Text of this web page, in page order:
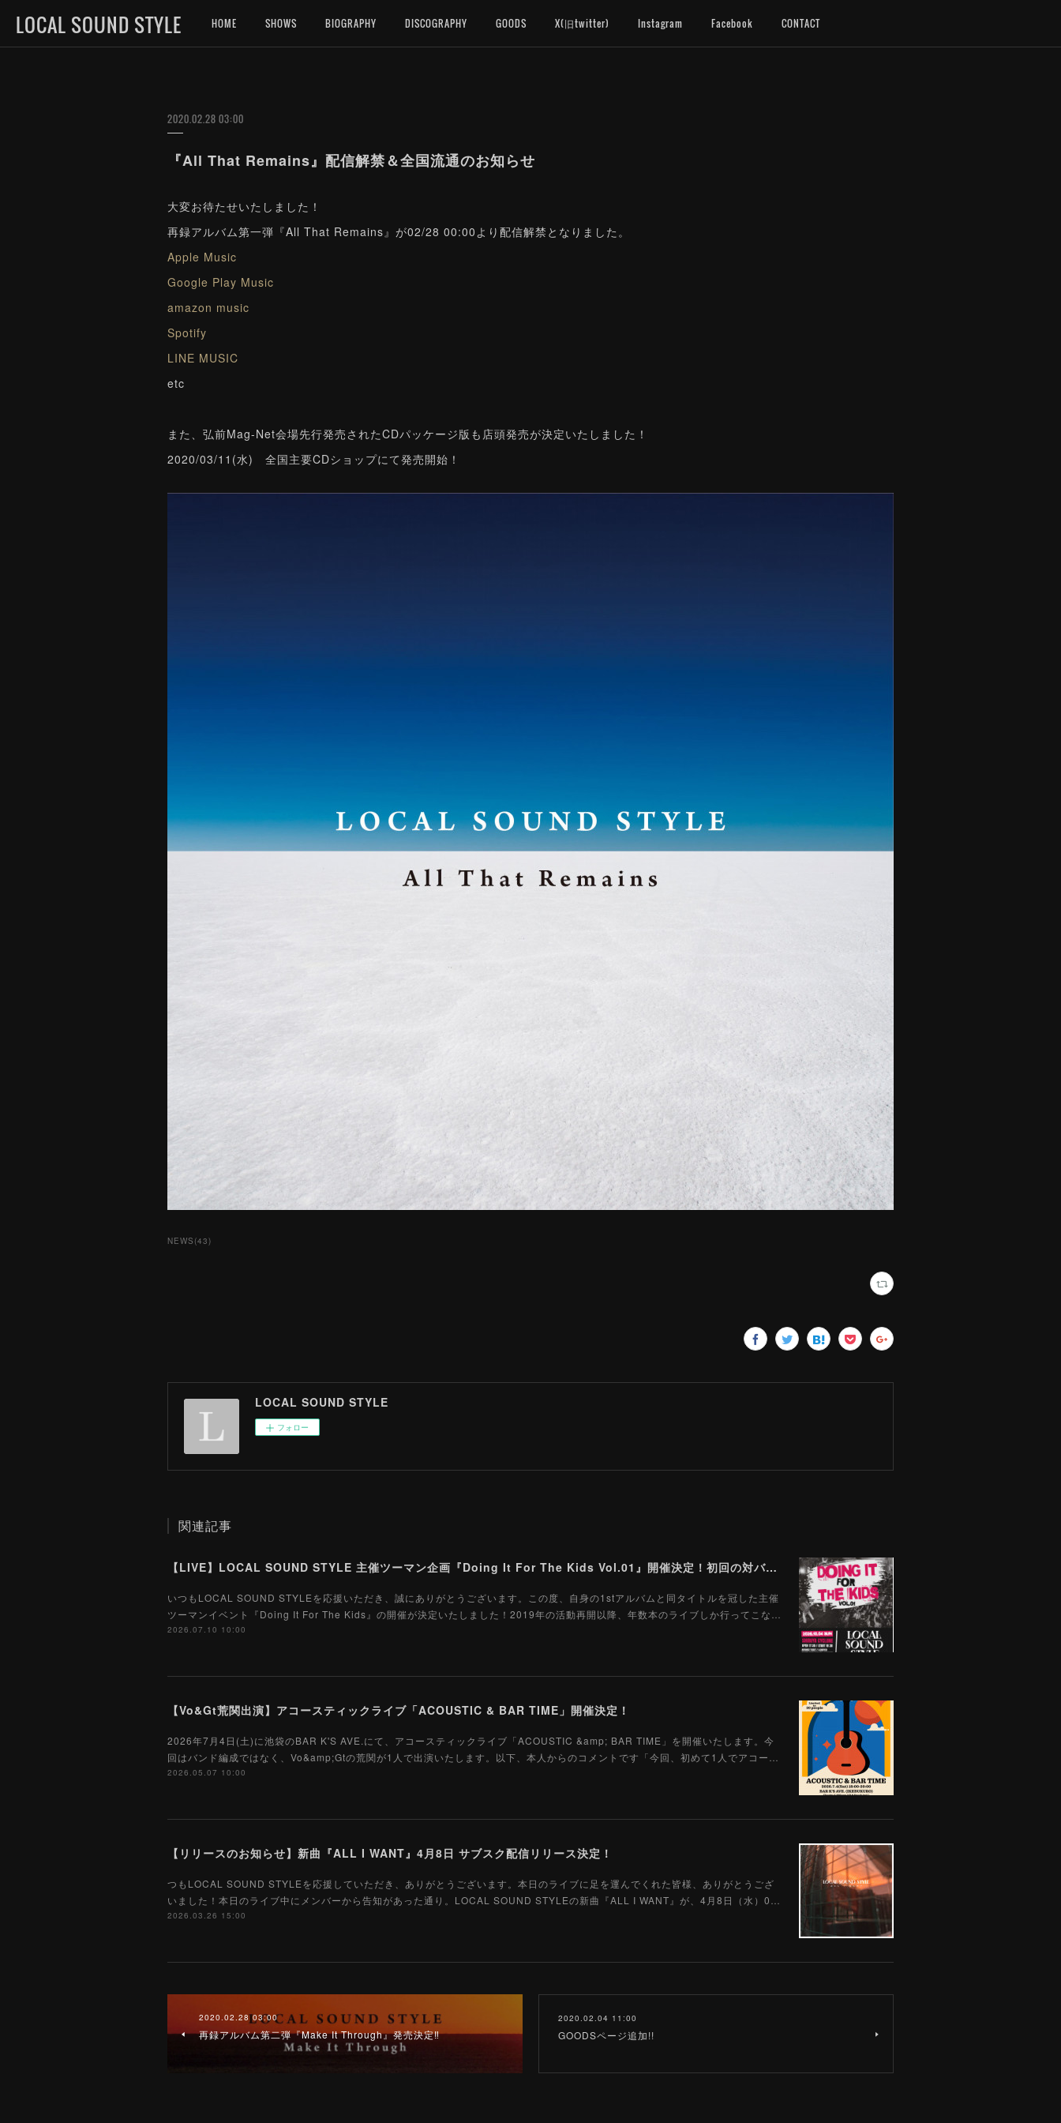
LOCAL SOUND STYLE HOME SHOWS BIOGRAPHY DISCOGRAPHY GOODS X(旧twitter) Instagram Facebook CONTACT
2020.02.28 03:00
『All That Remains』配信解禁＆全国流通のお知らせ
大変お待たせいたしました！
再録アルバム第一弾『All That Remains』が02/28 00:00より配信解禁となりました。
Apple Music
Google Play Music
amazon music
Spotify
LINE MUSIC
etc
また、弘前Mag-Net会場先行発売されたCDパッケージ版も店頭発売が決定いたしました！
2020/03/11(水) 全国主要CDショップにて発売開始！
NEWS (43)
LOCAL SOUND STYLE
フォロー
関連記事
【LIVE】LOCAL SOUND STYLE 主催ツーマン企画『Doing It For The Kids Vol.01』開催決定！初回の対バン相手はGood Grief！
いつもLOCAL SOUND STYLEを応援いただき、誠にありがとうございます。この度、自身の1stアルバムと同タイトルを冠した主催
ツーマンイベント『Doing It For The Kids』の開催が決定いたしました！2019年の活動再開以降、年数本のライブしか行ってこな…
2026.07.10 10:00
【Vo&Gt荒関出演】アコースティックライブ「ACOUSTIC & BAR TIME」開催決定！
2026年7月4日(土)に池袋のBAR K'S AVE.にて、アコースティックライブ「ACOUSTIC &amp; BAR TIME」を開催いたします。今
回はバンド編成ではなく、Vo&amp;Gtの荒関が1人で出演いたします。以下、本人からのコメントです「今回、初めて1人でアコー…
2026.05.07 10:00
【リリースのお知らせ】新曲『ALL I WANT』4月8日 サブスク配信リリース決定！
つもLOCAL SOUND STYLEを応援していただき、ありがとうございます。本日のライブに足を運んでくれた皆様、ありがとうござ
いました！本日のライブ中にメンバーから告知があった通り。LOCAL SOUND STYLEの新曲『ALL I WANT』が、4月8日（水）0…
2026.03.26 15:00
2020.02.28 03:00
再録アルバム第二弾『Make It Through』発売決定‼
2020.02.04 11:00
GOODSページ追加!!